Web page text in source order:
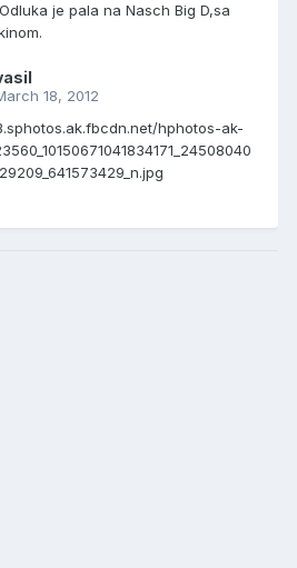
je pala na Nasch Big D,sa
18, 2012
hphotos-ak-